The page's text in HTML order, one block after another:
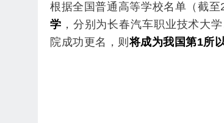
根据全国普通高等学校名单（截
学 ，分别为长春汽车职业技术大学
院成功更名，则将成为我国第1所